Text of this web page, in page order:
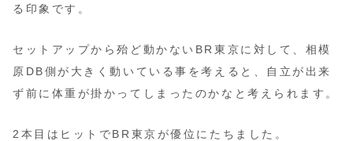
る印象です。
セットアップから殆ど動かないBR東京に対して、相模
原DB側が大きく動いている事を考えると、自立が出来
ず前に体重が掛かってしまったのかなと考えられます。
2本目はヒットでBR東京が優位にたちました。